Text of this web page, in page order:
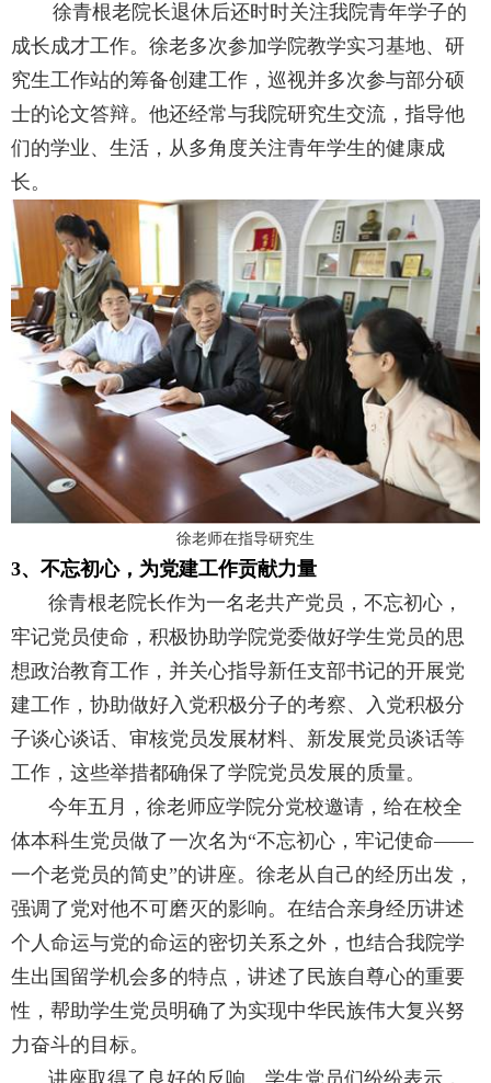
徐青根老院长退休后还时时关注我院青年学子的
成长成才工作。徐老多次参加学院教学实习基地、研
究生工作站的筹备创建工作，巡视并多次参与部分硕
士的论文答辩。他还经常与我院研究生交流，指导他
们的学业、生活，从多角度关注青年学生的健康成
长。
徐老师在指导研究生
3、不忘初心，为党建工作贡献力量
徐青根老院长作为一名老共产党员，不忘初心，
牢记党员使命， 积极协助学院党委做好学生党员的思
想政治教育工作，并关心指导新任支部书记的开展党
建工作，协助做好入党积极分子的考察、入党积极分
子谈心谈话、审核党员发展材料、新发展党员谈话等
工作，这些举措都确保了学院党员发展的质量。
今年五月，徐老师应学院分党校邀请，给在校全
体本科生党员做了一次名为“不忘初心，牢记使命——
一个老党员的简史”的讲座。徐老从自己的经历出发，
强调了党对他不可磨灭的影响。在结合亲身经历讲述
个人命运与党的命运的密切关系之外，也结合我院学
生出国留学机会多的特点，讲述了民族自尊心的重要
性，帮助学生党员明确了为实现中华民族伟大复兴努
力奋斗的目标。
讲座取得了良好的反响。学生党员们纷纷表示，